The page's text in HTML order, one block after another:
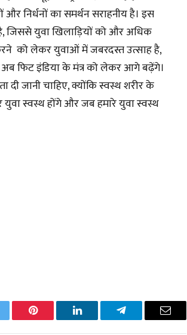
और निर्धनों का समर्थन सराहनीय है। इस
जिससे युवा खिलाड़ियों को और अधिक
को लेकर युवाओं में जबरदस्त उत्साह है,
फिट इंडिया के मंत्र को लेकर आगे बढ़ेंगे।
दी जानी चाहिए, क्योंकि स्वस्थ शरीर के
स्वस्थ होंगे और जब हमारे युवा स्वस्थ
Pinterest LinkedIn Telegram Email